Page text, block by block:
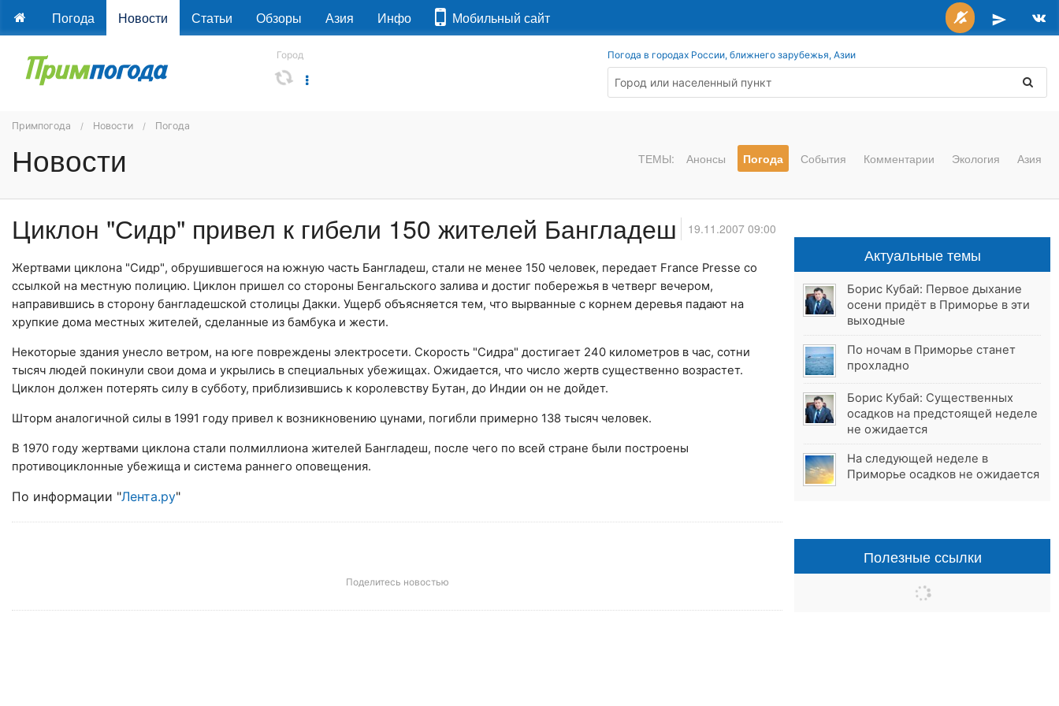
Погода Новости Статьи Обзоры Азия Инфо Мобильный сайт
Город Погода в городах России, ближнего зарубежья, Азии
Примпогода Новости Погода
Новости ТЕМЫ: Анонсы Погода События Комментарии Экология Азия
Циклон "Сидр" привел к гибели 150 жителей Бангладеш 19.11.2007 09:00
Жертвами циклона "Сидр", обрушившегося на южную часть Бангладеш, стали не менее 150 человек, передает France Presse со
ссылкой на местную полицию. Циклон пришел со стороны Бенгальского залива и достиг побережья в четверг вечером,
направившись в сторону бангладешской столицы Дакки. Ущерб объясняется тем, что вырванные с корнем деревья падают на
хрупкие дома местных жителей, сделанные из бамбука и жести.
Некоторые здания унесло ветром, на юге повреждены электросети. Скорость "Сидра" достигает 240 километров в час, сотни
тысяч людей покинули свои дома и укрылись в специальных убежищах. Ожидается, что число жертв существенно возрастет.
Циклон должен потерять силу в субботу, приблизившись к королевству Бутан, до Индии он не дойдет.
Шторм аналогичной силы в 1991 году привел к возникновению цунами, погибли примерно 138 тысяч человек.
В 1970 году жертвами циклона стали полмиллиона жителей Бангладеш, после чего по всей стране были построены
противоциклонные убежища и система раннего оповещения.
По информации "Лента.ру"
Поделитесь новостью
Актуальные темы
Борис Кубай: Первое дыхание
осени придёт в Приморье в эти
выходные
По ночам в Приморье станет
прохладно
Борис Кубай: Существенных
осадков на предстоящей неделе
не ожидается
На следующей неделе в
Приморье осадков не ожидается
Полезные ссылки